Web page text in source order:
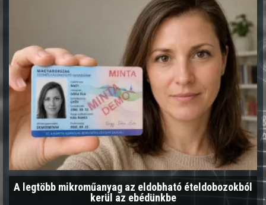
A legtöbb mikroműanyag az eldobható ételdobozokból
kerül az ebédünkbe